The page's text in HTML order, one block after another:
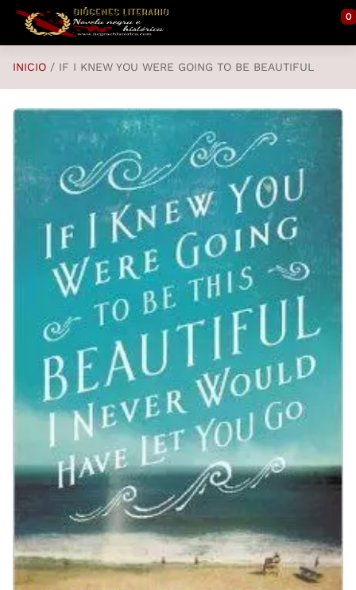
Saltar al contenido principal
0
INICIO IF I KNEW YOU WERE GOING TO BE BEAUTIFUL